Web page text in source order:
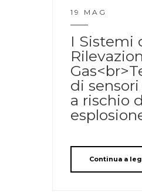
19 MAG
I Sistemi
di
a rischio
Continua a